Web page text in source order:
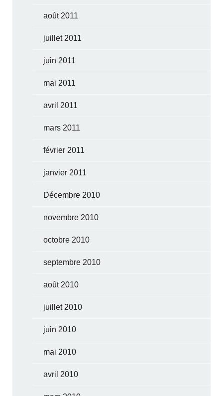
août 2011
juillet 2011
juin 2011
mai 2011
avril 2011
mars 2011
février 2011
janvier 2011
Décembre 2010
novembre 2010
octobre 2010
septembre 2010
août 2010
juillet 2010
juin 2010
mai 2010
avril 2010